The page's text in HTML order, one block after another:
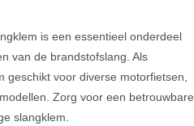
is een essentieel onderdeel
van de brandstofslang. Als
geschikt voor diverse motorfietsen,
Zorg voor een betrouwbare
slangklem.